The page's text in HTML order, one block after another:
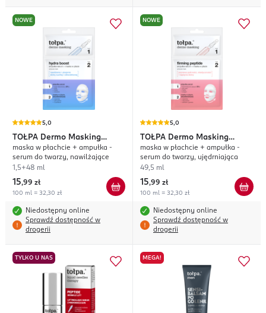
NOWE
5,0
TOŁPA Dermo Masking
Hydra Boost
maska w płachcie + ampułka -
serum do twarzy, nawilżające
1,5+48 ml
15,99 zł
100 ml = 32,30 zł
Niedostępny online
Sprawdź dostępność w
drogerii
NOWE
5,0
TOŁPA Dermo Masking
Firming Peptide
maska w płachcie + ampułka -
serum do twarzy, ujędrniająca
49,5 ml
15,99 zł
100 ml = 32,30 zł
Niedostępny online
Sprawdź dostępność w
drogerii
TYLKO U NAS MEGA!